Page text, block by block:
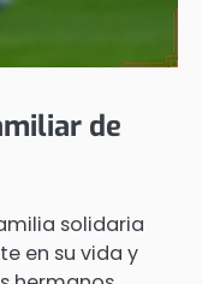
de
solidaria
en su vida y